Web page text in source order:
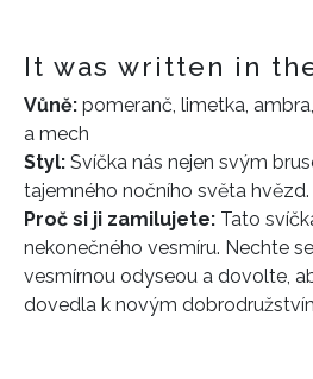
It was written in
Vůně: pomeranč, limetka,
a mech
Styl: Svíčka nás nejen svým
tajemného nočního světa hvězd.
Proč si ji zamilujete: Tato
nekonečného vesmíru. Nechte
vesmírnou odyseou a dovolte,
dovedla k novým